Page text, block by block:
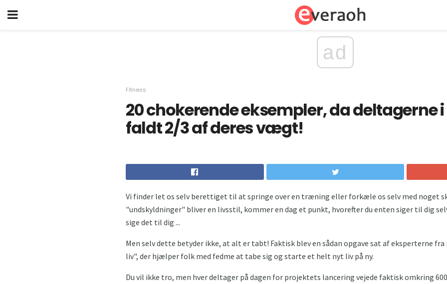
ad
Fitness
20 chokerende eksempler, da deltagerne
faldt 2/3 af deres vægt!
Vi finder let os selv berettiget til at springe over en træning eller forkæle os selv med noget
"undskyldninger" bliver en livsstil, kommer en dag et punkt, hvorefter du enten siger til dig
sige det til dig ...
Men selv dette betyder ikke, at alt er tabt! Faktisk blev en sådan opgave sat af eksperterne
liv", der hjælper folk med fedme at tabe sig og starte et helt nyt liv på ny.
Du vil ikke tro, men hver deltager på dagen for projektets lancering vejede faktisk omkring